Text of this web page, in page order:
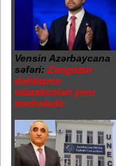
Vensin Azərbaycana
səfəri: Zəngəzur
dəhlizinin
müzakirələri yeni
mərhələdə